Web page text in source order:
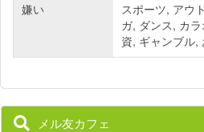
嫌い
スポーツ, アウ
ガ, ダンス, カ
資, ギャンブル,
メル友カフェ